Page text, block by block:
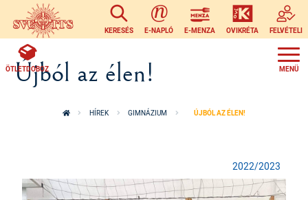
Ugrás a tartalomra
KERESÉS E-NAPLÓ E-MENZA OVIKRÉTA FELVÉTELI
ÖTLETDOBOZ
Újból az élen!
HÍREK GIMNÁZIUM ÚJBÓL AZ ÉLEN!
2022/2023